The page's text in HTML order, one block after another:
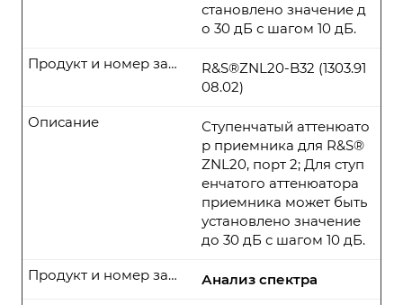
становлено значение д
о 30 дБ с шагом 10 дБ.
R&S®ZNL20-B32 (1303.91
08.02)
Продукт и номер заказа
Ступенчатый аттенюато
р приемника для R&S®
ZNL20, порт 2; Для ступ
енчатого аттенюатора
приемника может быть
установлено значение
до 30 дБ с шагом 10 дБ.
Описание
Анализ спектра
Продукт и номер заказа